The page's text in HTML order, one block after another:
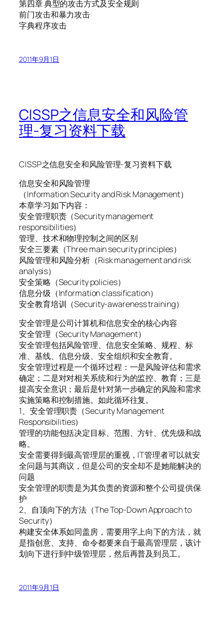
第四章 典型的攻击方式及安全规则
前门攻击和暴力攻击
字典程序攻击
2011年9月1日
CISSP之信息安全和风险管
理-复习资料下载
CISSP之信息安全和风险管理-复习资料下载
信息安全和风险管理
（Information Security and Risk Management）
本章学习如下内容：
安全管理职责（Security management
responsibilities）
管理、技术和物理控制之间的区别
安全三要素（Three main security principles）
风险管理和风险分析（Risk management and risk
analysis）
安全策略（Security policies）
信息分级（Information classification）
安全教育培训（Security-awareness training）
安全管理是公司计算机和信息安全的核心内容
安全管理（Security Management）
安全管理包括风险管理、信息安全策略、规程、标
准、基线、信息分级、安全组织和安全教育。
安全管理过程是一个循环过程：一是风险评估和需求
确定；二是对对相关系统和行为的监控、教育；三是
提高安全意识；最后是针对第一步确定的风险和需求
实施策略和控制措施。如此循环往复。
1、安全管理职责（Security Management
Responsibilities）
管理的功能包括决定目标、范围、方针、优先级和战
略。
安全需要得到最高管理层的重视，IT管理者可以就安
全问题与其商议，但是公司的安全却不是她能解决的
问题
安全管理的职责是为其负责的资源和整个公司提供保
护
2、自顶向下的方法（The Top-Down Approach to
Security）
构建安全体系如同盖房，需要用字上向下的方法，就
是指创意、支持、命令都要来自于最高管理层，该计
划向下进行到中级管理层，然后再普及到员工。
2011年9月1日